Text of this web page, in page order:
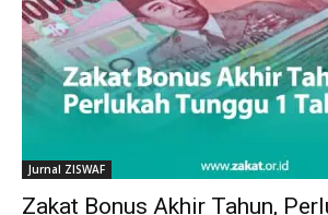
Jurnal ZISWAF
Zakat Bonus Akhir Tahun,